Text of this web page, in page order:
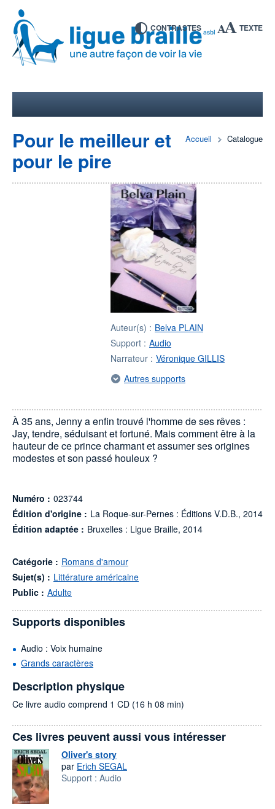
CONTRASTES TEXTE
Accueil Catalogue
Pour le meilleur et
pour le pire
Auteur(s) : Belva PLAIN
Support : Audio
Narrateur : Véronique GILLIS
Autres supports
À 35 ans, Jenny a enfin trouvé l'homme de ses rêves :
Jay, tendre, séduisant et fortuné. Mais comment être à la
hauteur de ce prince charmant et assumer ses origines
modestes et son passé houleux ?
Numéro : 023744
Édition d'origine : La Roque-sur-Pernes : Éditions V.D.B., 2014
Édition adaptée : Bruxelles : Ligue Braille, 2014
Catégorie : Romans d'amour
Sujet(s) : Littérature américaine
Public : Adulte
Supports disponibles
Audio : Voix humaine
Grands caractères
Description physique
Ce livre audio comprend 1 CD (16 h 08 min)
Ces livres peuvent aussi vous intéresser
Oliver's story
par Erich SEGAL
Support : Audio